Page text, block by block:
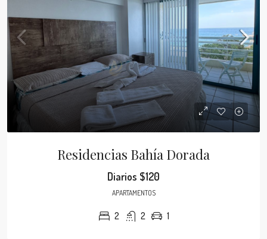
Residencias Bahía Dorada
Diarios $120
APARTAMENTOS
2 2 1